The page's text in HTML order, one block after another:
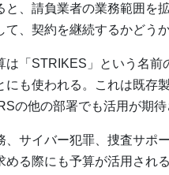
と、請負業者の業務範囲を
て、契約を継続するかどう
は「STRIKES」という名
にも使われる。これは既存
の他の部署でも活用が期待
、サイバー犯罪、捜査サポ
める際にも予算が活用される